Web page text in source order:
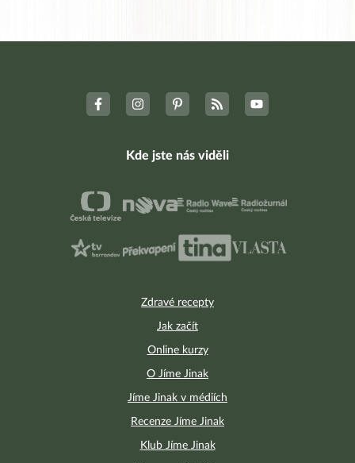
Zdravé recepty
Jak začít
Online kurzy
O Jíme Jinak
Jíme Jinak v médiích
Recenze Jíme Jinak
Klub Jíme Jinak
Kde jste nás viděli